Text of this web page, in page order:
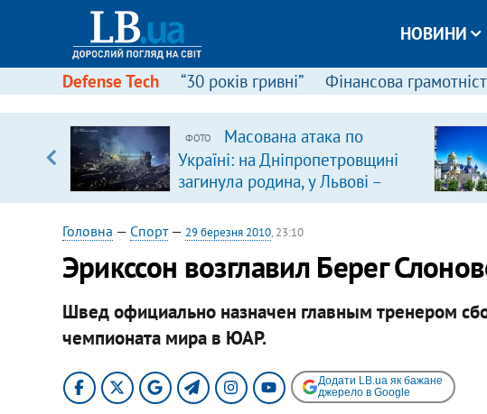
НОВИНИ
Defense Tech “30 років гривні” Фінансова
ФОТО
Масована атака по
Україні: на Дніпропетровщині
загинула родина, у Львові –
удар по багатоповерхівках
(доповнюється)
Головна — Спорт— 29 березня 2010, 23:10
Эрикссон возглавил Берег
Швед официально назначен главным тренером
чемпионата мира в ЮАР.
Додати LB.ua як бажане
джерело в Google